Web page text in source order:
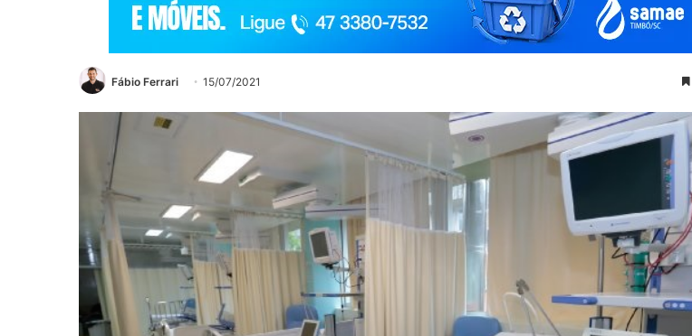
Fábio Ferrari 15/07/2021